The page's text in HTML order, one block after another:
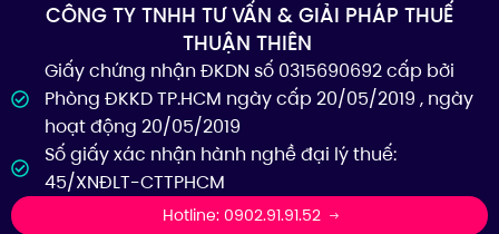
CÔNG TY TNHH TƯ VẤN & GIẢI PHÁP THUẾ
THUẬN THIÊN
Giấy chứng nhận ĐKDN số 0315690692 cấp bởi
Phòng ĐKKD TP.HCM ngày cấp 20/05/2019 , ngày
hoạt động 20/05/2019
Số giấy xác nhận hành nghề đại lý thuế:
45/XNĐLT-CTTPHCM
Hotline: 0902.91.91.52